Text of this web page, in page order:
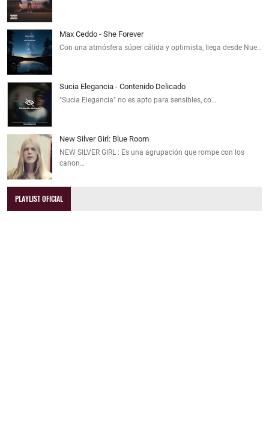
Max Ceddo - She Forever
Con una atmósfera súper cálida y optimista, llega desde Nue…
Sucia Elegancia - Contenido Delicado
"Sucia Elegancia" no es apto para sensibles, co…
New Silver Girl: Blue Room
NEW SILVER GIRL : Es una agrupación que rompe con los
canon…
PLAYLIST OFICIAL